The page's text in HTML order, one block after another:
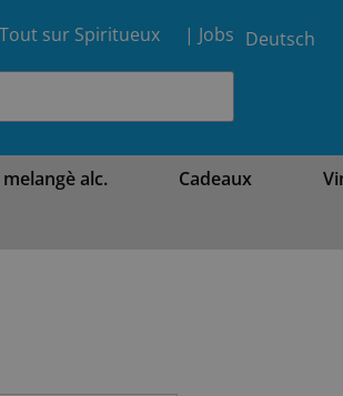
sur Spiritueux
| Jobs Deutsch
alc. Cadeaux